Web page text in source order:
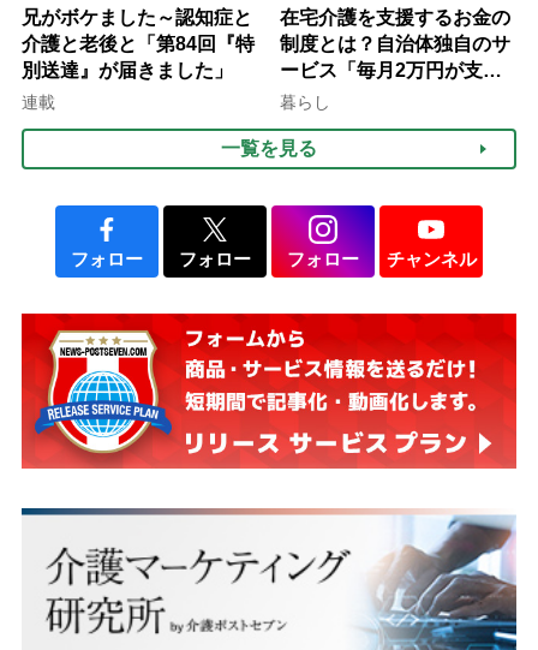
兄がボケました～認知症と
介護と老後と「第84回『特
別送達』が届きました」
連載
在宅介護を支援するお金の
制度とは？自治体独自のサ
ービス「毎月2万円が支給
される」ケースも【FP解
暮らし
一覧を見る
フォロー フォロー フォロー チャンネル